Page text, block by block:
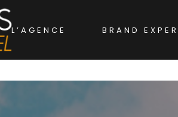
L’AGENCE BRAND